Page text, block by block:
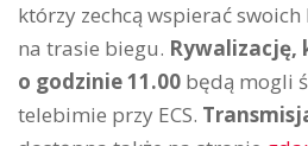
którzy zechcą wspierać
na trasie biegu. Rywalizację,
o godzinie 11.00 będą mogli
telebimie przy ECS.